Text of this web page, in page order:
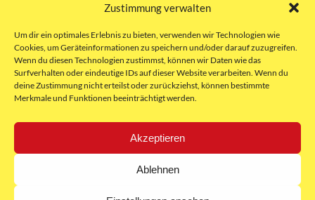
Zustimmung verwalten
Um dir ein optimales Erlebnis zu bieten, verwenden wir Technologien wie
Cookies, um Geräteinformationen zu speichern und/oder darauf zuzugreifen.
Wenn du diesen Technologien zustimmst, können wir Daten wie das
Surfverhalten oder eindeutige IDs auf dieser Website verarbeiten. Wenn du
deine Zustimmung nicht erteilst oder zurückziehst, können bestimmte
Merkmale und Funktionen beeinträchtigt werden.
Akzeptieren
Ablehnen
Sie erreichen uns unter:
kontakt@freielokale-graz.at
Website by Rubikon Werbeagentur
GmbH
Über uns
Impressum
AGB
Datenschutz
E-Mail